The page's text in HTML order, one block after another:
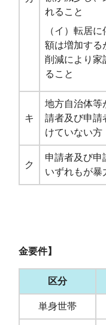
れること
（イ）転居
額は増加する
削減により家
ること
キ
地方自治体等
請者及び申請
けていない方
ク
申請者及び申
いずれもが暴
金要件】
区分
単身世帯